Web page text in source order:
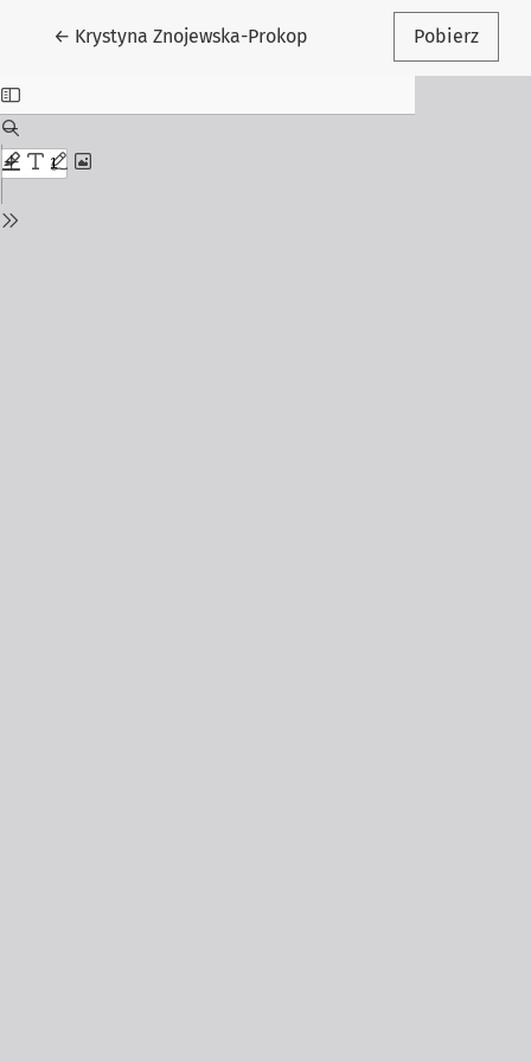
← Wróć do szczegółów artykułu
Krystyna Znojewska-Prokop Pobierz